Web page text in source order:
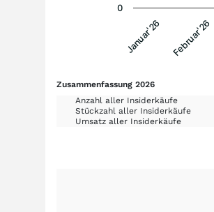
Januar'26 Februar'26
0
Zusammenfassung 2026
Anzahl aller Insiderkäufe
Stückzahl aller Insiderkäufe
Umsatz aller Insiderkäufe